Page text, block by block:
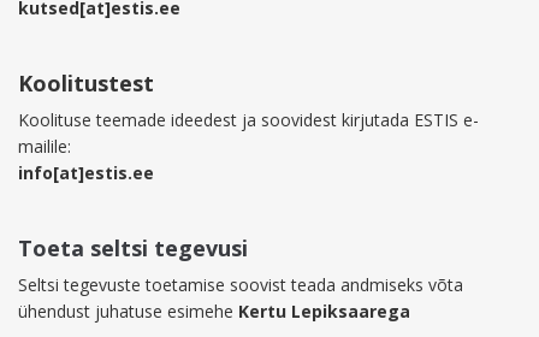
kutsed[at]estis.ee
Koolitustest
Koolituse teemade ideedest ja soovidest kirjutada ESTIS e-
mailile:
info[at]estis.ee
Toeta seltsi tegevusi
Seltsi tegevuste toetamise soovist teada andmiseks võta
ühendust juhatuse esimehe Kertu Lepiksaarega